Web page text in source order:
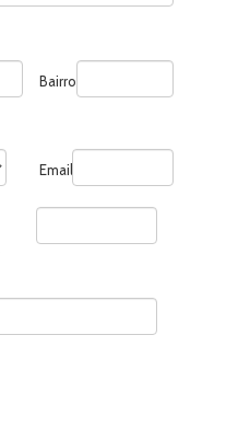
Bairro:
Email: